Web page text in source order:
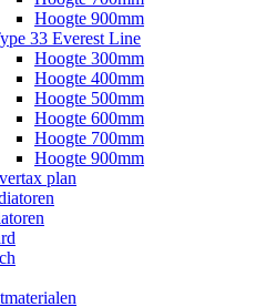
Hoogte 900mm
33 Everest Line
Hoogte 300mm
Hoogte 400mm
Hoogte 500mm
Hoogte 600mm
Hoogte 700mm
Hoogte 900mm
plan